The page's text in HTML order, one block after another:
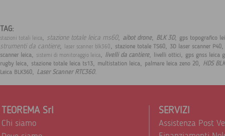
TAG:
stazioni totali leica, stazione totale leica ms60, aibot drone, BLK 3D, gps topografico
strumenti da cantiere, laser scanner blk360, stazione totale TS60, 3D laser scanner P40
scanner leica, sistemi di monitoraggio leica, livelli da cantiere, livelli ottici, gps gnss leica
rugby leica, stazione totale leica ts13, multistation leica, palmare leica zeno 20, HDS
Leica BLK360, Laser Scanner RTC360.
TEOREMA Srl
Chi siamo
SERVIZI
Assistenza Post